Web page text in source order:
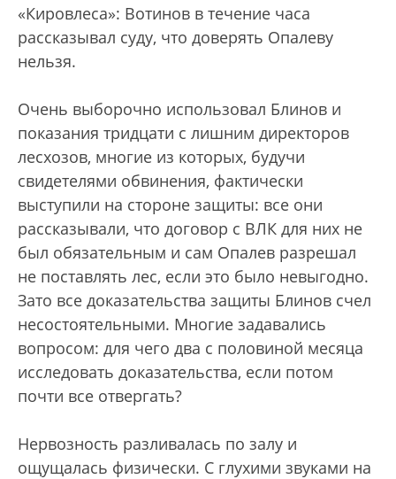
«Кировлеса»: Вотинов в течение часа
рассказывал суду, что доверять Опалеву
нельзя.
Очень выборочно использовал Блинов и
показания тридцати с лишним директоров
лесхозов, многие из которых, будучи
свидетелями обвинения, фактически
выступили на стороне защиты: все они
рассказывали, что договор с ВЛК для них не
был обязательным и сам Опалев разрешал
не поставлять лес, если это было невыгодно.
Зато все доказательства защиты Блинов счел
несостоятельными. Многие задавались
вопросом: для чего два с половиной месяца
исследовать доказательства, если потом
почти все отвергать?
Нервозность разливалась по залу и
ощущалась физически. С глухими звуками на